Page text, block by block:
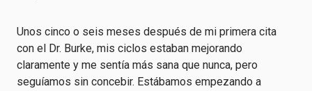
Unos cinco o seis meses después de mi primera cita
con el Dr. Burke, mis ciclos estaban mejorando
claramente y me sentía más sana que nunca, pero
seguíamos sin concebir. Estábamos empezando a